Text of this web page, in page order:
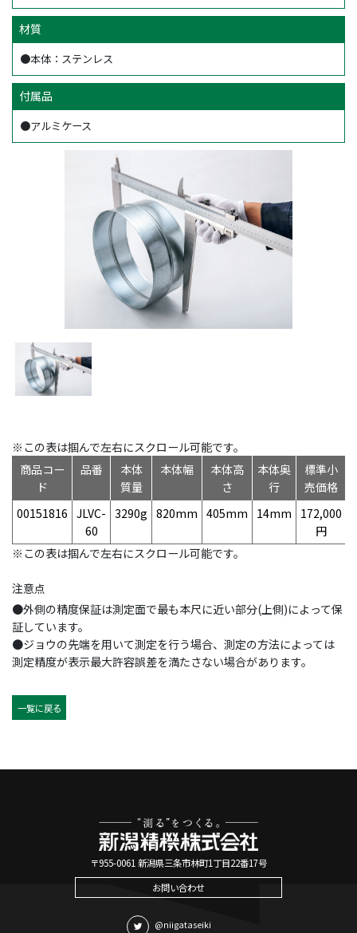
材質
●本体：ステンレス
付属品
●アルミケース
※この表は掴んで左右にスクロール可能です。
商品コー
ド
品番
本体
質量
本体幅
本体高
さ
本体奥
行
標準小
売価格
00151816 JLVC-
60
3290g 820mm 405mm 14mm
172,000
円
※この表は掴んで左右にスクロール可能です。
注意点
●外側の精度保証は測定面で最も本尺に近い部分(上側)によって保
証しています。
●ジョウの先端を用いて測定を行う場合、測定の方法によっては
測定精度が表示最大許容誤差を満たさない場合があります。
一覧に戻る
〒955-0061 新潟県三条市林町1丁目22番17号
お問い合わせ
@niigataseiki